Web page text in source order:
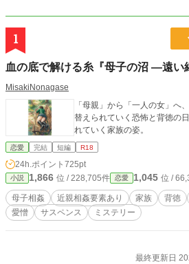
1
血の底で解ける糸『母子の沼 —遠い
MisakiNonagase
「母親」から「一人の女」へ
替えられていく恐怖と背徳の日々。 歪んだ愛と狂気
れていく家族の姿。
恋愛 完結 短編 R18
24h.ポイント 725pt
小説 1,866 位 / 228,705件 恋愛 1,045 位 /
母子相姦 近親相姦要素あり 家族 背徳
愛憎
サスペンス ミステリー
最終更新日